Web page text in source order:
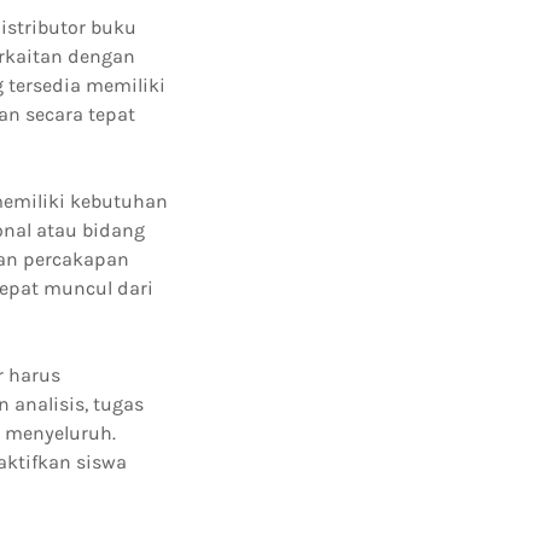
buku
dengan
tersedia memiliki
secara tepat
kebutuhan
atau bidang
percakapan
muncul dari
harus
analisis, tugas
siswa